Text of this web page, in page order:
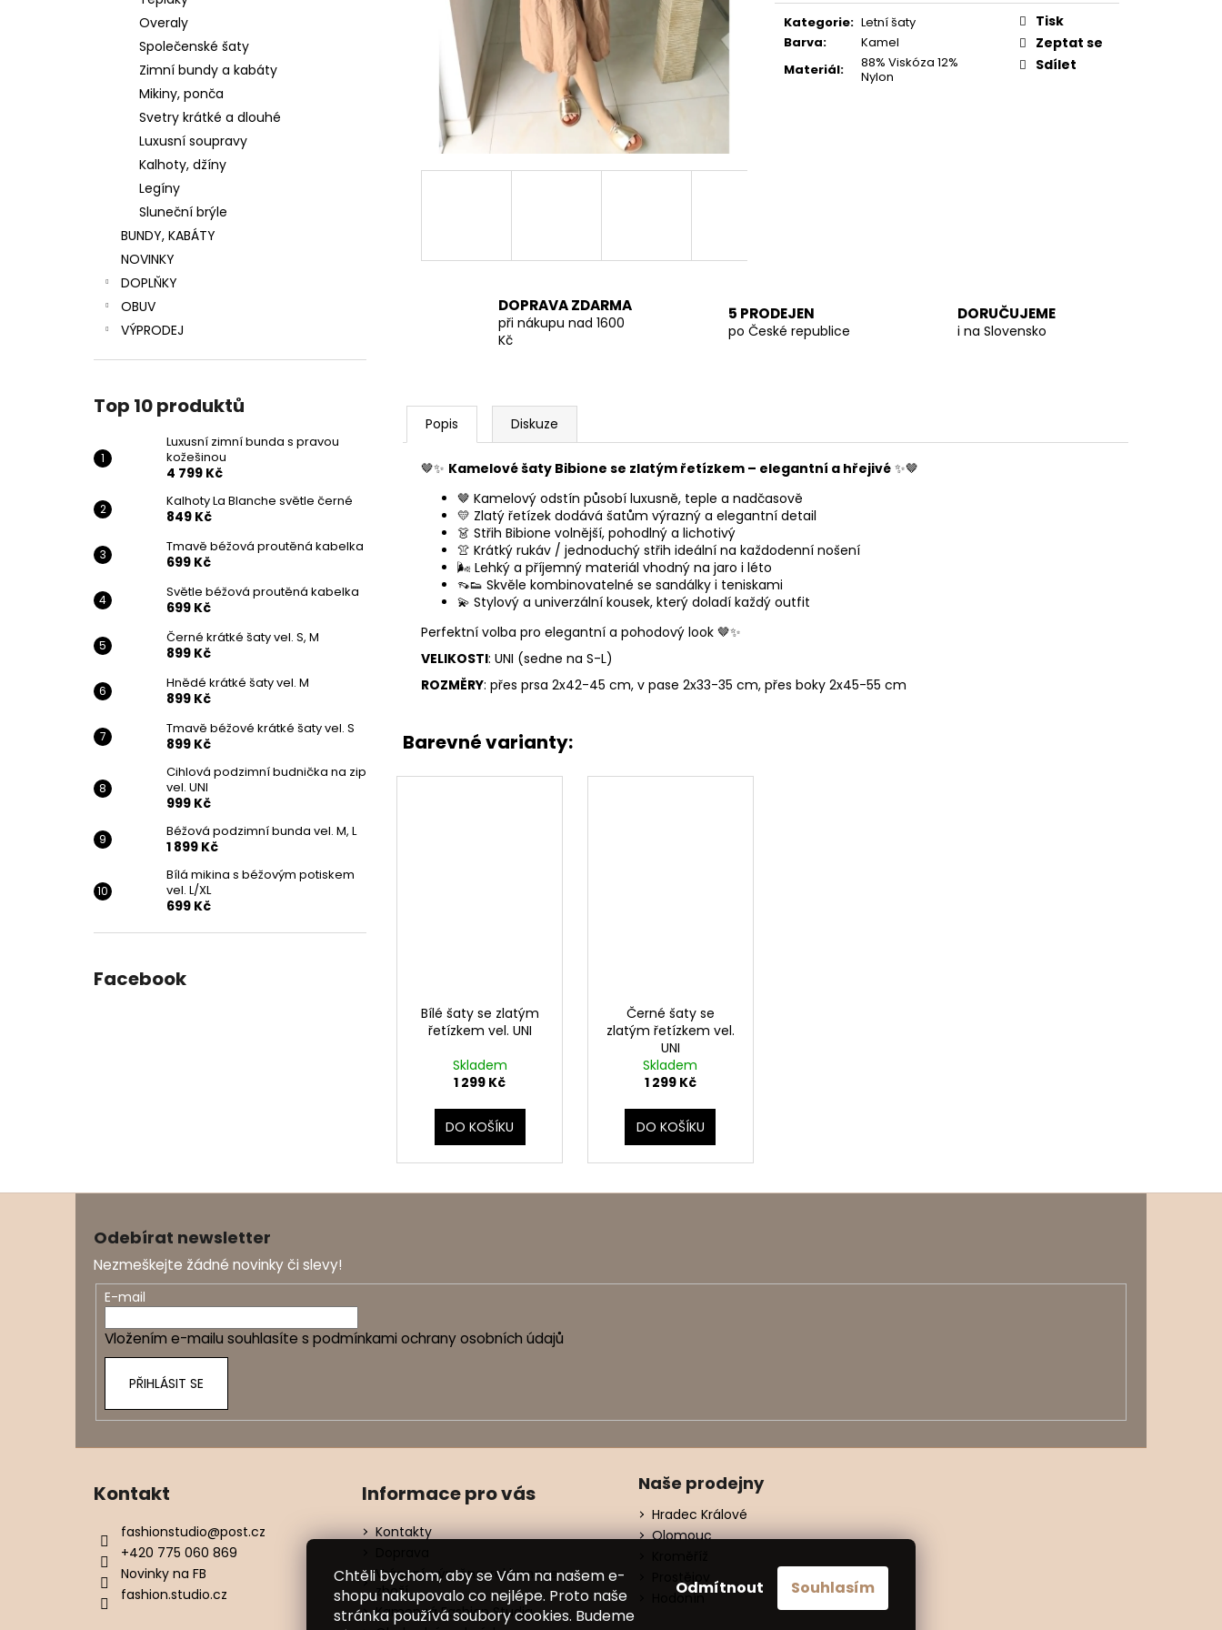
Chtěli bychom, aby se Vám na našem e-
shopu nakupovalo co nejlépe. Proto naše
stránka používá soubory cookies. Budeme
Odmítnout Souhlasím
Overaly
Společenské šaty
Zimní bundy a kabáty
Mikiny, ponča
Svetry krátké a dlouhé
Luxusní soupravy
Kalhoty, džíny
Legíny
Sluneční brýle
BUNDY, KABÁTY
NOVINKY
DOPLŇKY
OBUV
VÝPRODEJ
Top 10 produktů
Luxusní zimní bunda s pravou
kožešinou
4 799 Kč
Kalhoty La Blanche světle černé
849 Kč
Tmavě béžová proutěná kabelka
699 Kč
Světle béžová proutěná kabelka
699 Kč
Černé krátké šaty vel. S, M
899 Kč
Hnědé krátké šaty vel. M
899 Kč
Tmavě béžové krátké šaty vel. S
899 Kč
Cihlová podzimní budnička na zip
vel. UNI
999 Kč
Béžová podzimní bunda vel. M, L
1 899 Kč
Bílá mikina s béžovým potiskem
vel. L/XL
699 Kč
Facebook
Kategorie: Letní šaty
Barva:
Kamel
Materiál:
88% Viskóza 12%
Nylon
Tisk
Zeptat se
Sdílet
DOPRAVA ZDARMA
při nákupu nad 1600
Kč
5 PRODEJEN
po České republice
DORUČUJEME
i na Slovensko
Popis Diskuze
🤎✨ Kamelové šaty Bibione se zlatým řetízkem – elegantní a hřejivé ✨🤎
🤎 Kamelový odstín působí luxusně, teple a nadčasově
💛 Zlatý řetízek dodává šatům výrazný a elegantní detail
👗 Střih Bibione volnější, pohodlný a lichotivý
👚 Krátký rukáv / jednoduchý střih ideální na každodenní nošení
🌬️ Lehký a příjemný materiál vhodný na jaro i léto
👡👟 Skvěle kombinovatelné se sandálky i teniskami
💫 Stylový a univerzální kousek, který doladí každý outfit
Perfektní volba pro elegantní a pohodový look 🤎✨
VELIKOSTI: UNI (sedne na S-L)
ROZMĚRY: přes prsa 2x42-45 cm, v pase 2x33-35 cm, přes boky 2x45-55 cm
Barevné varianty:
Bílé šaty se zlatým
řetízkem vel. UNI
Skladem
1 299 Kč
DO KOŠÍKU
Černé šaty se
zlatým řetízkem vel.
UNI
Skladem
1 299 Kč
DO KOŠÍKU
LUXUSNÍ ZIMNÍ BUNDA S PRAVOU
KOŽEŠINOU
4 799 Kč
Původně: 5 999 Kč
KALHOTY LA BLANCHE SVĚTLE ČERNÉ
849 Kč
TMAVĚ BÉŽOVÁ PROUTĚNÁ KABELKA
699 Kč
Odebírat newsletter
Nezmeškejte žádné novinky či slevy!
E-mail
Vložením e-mailu souhlasíte s podmínkami ochrany osobních údajů
PŘIHLÁSIT SE
Kontakt
fashionstudio@post.cz
+420 775 060 869
Novinky na FB
fashion.studio.cz
Informace pro vás
Kontakty
Vrácení, výměna, reklamace
zboží
Kamenná Fashion Studia
Naše prodejny
Hradec Králové
Olomouc
Hodonín